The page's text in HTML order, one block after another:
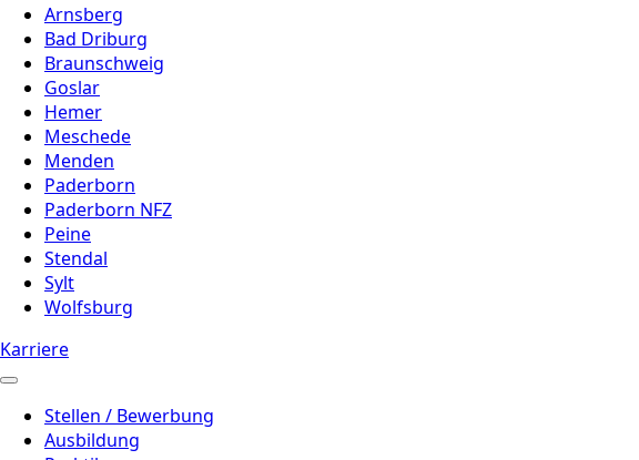
Arnsberg
Bad Driburg
Braunschweig
Goslar
Hemer
Meschede
Menden
Paderborn
Paderborn NFZ
Peine
Stendal
Sylt
Wolfsburg
Karriere
Stellen / Bewerbung
Ausbildung